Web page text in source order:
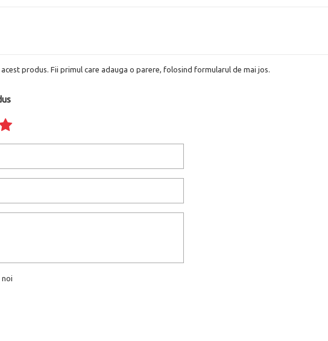
produs. Fii primul care adauga o parere, folosind formularul de mai jos.
noi